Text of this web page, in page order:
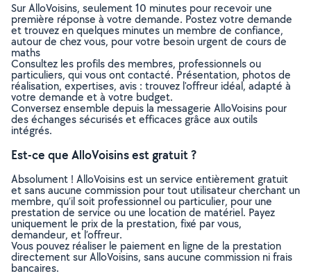
Sur AlloVoisins, seulement 10 minutes pour recevoir une
première réponse à votre demande. Postez votre demande
et trouvez en quelques minutes un membre de confiance,
autour de chez vous, pour votre besoin urgent de cours de
maths
Consultez les profils des membres, professionnels ou
particuliers, qui vous ont contacté. Présentation, photos de
réalisation, expertises, avis : trouvez l'offreur idéal, adapté à
votre demande et à votre budget.
Conversez ensemble depuis la messagerie AlloVoisins pour
des échanges sécurisés et efficaces grâce aux outils
intégrés.
Est-ce que AlloVoisins est gratuit ?
Absolument ! AlloVoisins est un service entièrement gratuit
et sans aucune commission pour tout utilisateur cherchant un
membre, qu’il soit professionnel ou particulier, pour une
prestation de service ou une location de matériel. Payez
uniquement le prix de la prestation, fixé par vous,
demandeur, et l’offreur.
Vous pouvez réaliser le paiement en ligne de la prestation
directement sur AlloVoisins, sans aucune commission ni frais
bancaires.